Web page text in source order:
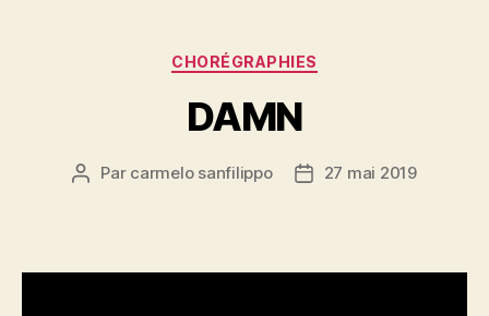
Catégories
CHORÉGRAPHIES
DAMN
Auteur
Par carmelo sanfilippo
Date27 mai 2019